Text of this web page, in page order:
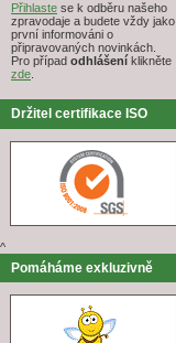
Přihlaste se k odběru našeho
zpravodaje a budete vždy jako
první informováni o
připravovaných novinkách.
Pro případ odhlášení klikněte
zde.
Držitel certifikace ISO
^
Pomáháme exkluzivně